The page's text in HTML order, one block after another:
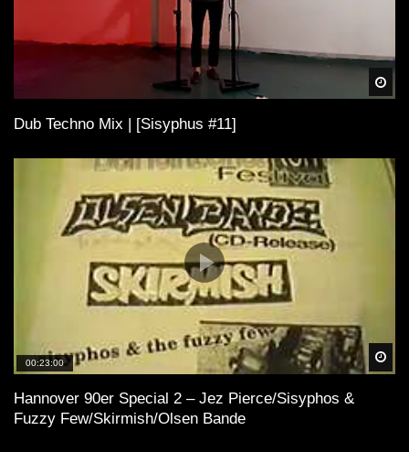
Dub Techno Mix | [Sisyphus #11]
00:23:00
Hannover 90er Special 2 – Jez Pierce/Sisyphos &
Fuzzy Few/Skirmish/Olsen Bande